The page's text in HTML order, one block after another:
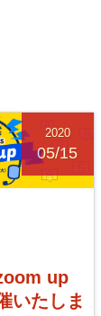
2020
05/15
up
いたしま